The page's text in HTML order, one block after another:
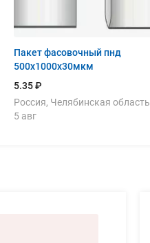
Пакет фасовочный пнд
500х1000х30мкм
5.35 ₽
Россия, Челябинская область
5 авг